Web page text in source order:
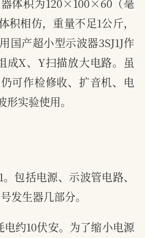
积相仿，重量不足1公斤，
国产超小型示波器3SJ1J作
成X、Y扫描放大电路。虽
可作检修收、扩音机、电
实验使用。
包括电源、示波管电路、
发生器几部分。
约10伏安。为了缩小电源